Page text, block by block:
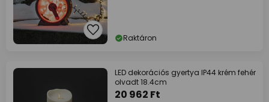
Raktáron
LED dekorációs gyertya IP44 krém fehér
olvadt 18.4cm
20 962 Ft